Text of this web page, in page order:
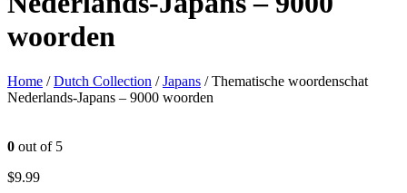
woorden
Home /Dutch Collection /Japans / Thematische woordenschat
Nederlands-Japans – 9000 woorden
0 out of 5
$9.99